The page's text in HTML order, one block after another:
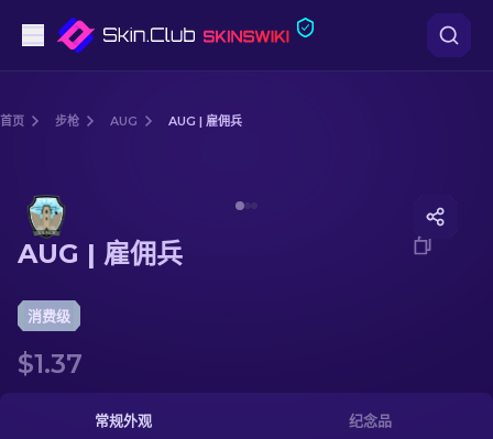
狙击步枪
匕首
手套
武器箱
首页 步枪 AUG AUG | 雇佣兵
AUG | 雇佣兵
消费级
$1.37
常规外观 纪念品